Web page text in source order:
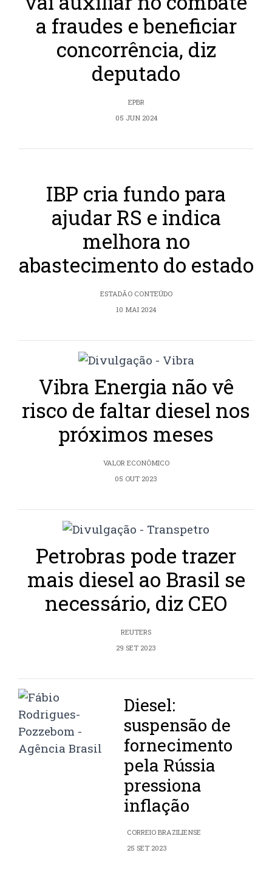
a fraudes e beneficiar
concorrência, diz
deputado
EPBR
05 JUN 2024
IBP cria fundo para
ajudar RS e indica
melhora no
abastecimento do estado
ESTADÃO CONTEÚDO
10 MAI 2024
Vibra Energia não vê
risco de faltar diesel nos
próximos meses
VALOR ECONÔMICO
05 OUT 2023
Petrobras pode trazer
mais diesel ao Brasil se
necessário, diz CEO
REUTERS
29 SET 2023
Diesel:
suspensão de
fornecimento
pela Rússia
pressiona
inflação
CORREIO BRAZILIENSE
25 SET 2023